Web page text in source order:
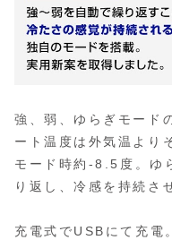
強、弱、ゆらぎモード
ート温度は外気温より
モード時約-8.5度。ゆ
り返し、冷感を持続さ
充電式でUSBにて充電